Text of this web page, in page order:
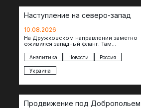
Наступление на северо-запад
10.08.2026
На Дружковском направлении заметно
оживился западный фланг. Там
после освобождения Торского
продвинулись вперед и завязали бои за…
Аналитика Новости Россия
Украина
Продвижение под Добропольем